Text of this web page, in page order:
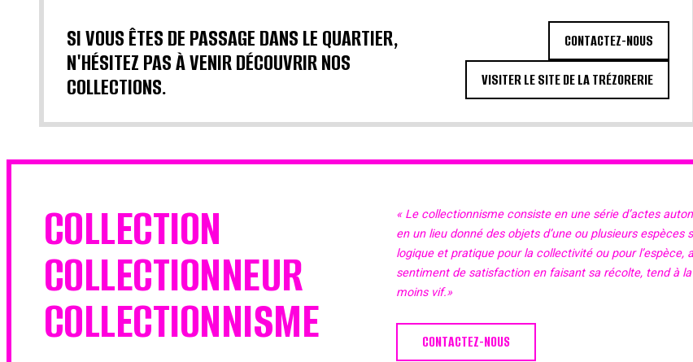
SI VOUS ÊTES DE PASSAGE DANS LE QUARTIER,
N'HÉSITEZ PAS À VENIR DÉCOUVRIR NOS
COLLECTIONS.
CONTACTEZ-NOUS
VISITER LE SITE DE LA TRÉZORERIE
COLLECTION
COLLECTIONNEUR
COLLECTIONNISME
« Le collectionnisme consiste en une série d’actes
en un lieu donné des objets d’une ou plusieurs
logique et pratique pour la collectivité ou pour
sentiment de satisfaction en faisant sa récolte, tend à
moins vif.»
CONTACTEZ-NOUS